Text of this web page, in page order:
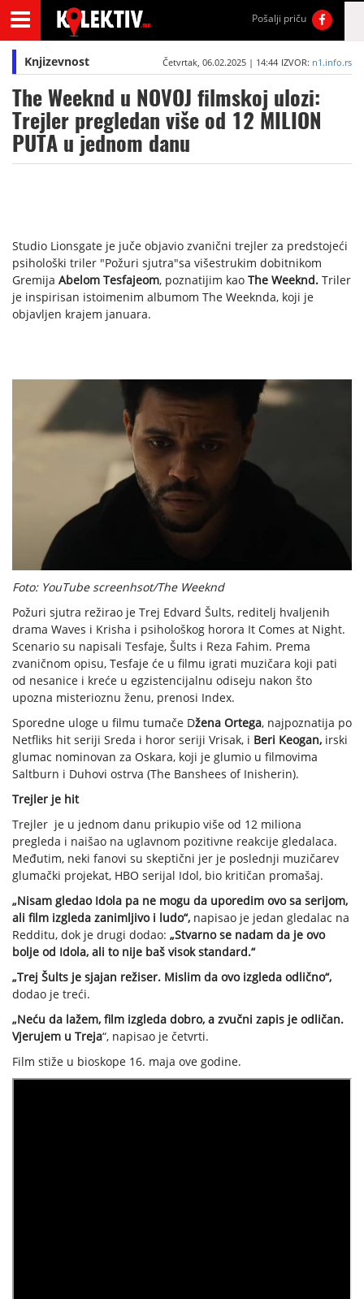
Pošalji priču
Knjizevnost Četvrtak, 06.02.2025 | 14:44 IZVOR: n1.info.rs
The Weeknd u NOVOJ filmskoj ulozi:
Trejler pregledan više od 12 MILION
PUTA u jednom danu
Studio Lionsgate je juče objavio zvanični trejler za predstojeći
psihološki triler "Požuri sjutra"sa višestrukim dobitnikom
Gremija Abelom Tesfajeom, poznatijim kao The Weeknd. Triler
je inspirisan istoimenim albumom The Weeknda, koji je
objavljen krajem januara.
Foto: YouTube screenhsot/The Weeknd
Požuri sjutra režirao je Trej Edvard Šults, reditelj hvaljenih
drama Waves i Krisha i psihološkog horora It Comes at Night.
Scenario su napisali Tesfaje, Šults i Reza Fahim. Prema
zvaničnom opisu, Tesfaje će u filmu igrati muzičara koji pati
od nesanice i kreće u egzistencijalnu odiseju nakon što
upozna misterioznu ženu, prenosi Index.
Sporedne uloge u filmu tumače Džena Ortega, najpoznatija po
Netfliks hit seriji Sreda i horor seriji Vrisak, i Beri Keogan, irski
glumac nominovan za Oskara, koji je glumio u filmovima
Saltburn i Duhovi ostrva (The Banshees of Inisherin).
Trejler je hit
Trejler je u jednom danu prikupio više od 12 miliona
pregleda i naišao na uglavnom pozitivne reakcije gledalaca.
Međutim, neki fanovi su skeptični jer je poslednji muzičarev
glumački projekat, HBO serijal Idol, bio kritičan promašaj.
„Nisam gledao Idola pa ne mogu da uporedim ovo sa serijom,
ali film izgleda zanimljivo i ludo“, napisao je jedan gledalac na
Redditu, dok je drugi dodao: „Stvarno se nadam da je ovo
bolje od Idola, ali to nije baš visok standard.“
„Trej Šults je sjajan režiser. Mislim da ovo izgleda odlično“,
dodao je treći.
„Neću da lažem, film izgleda dobro, a zvučni zapis je odličan.
Vjerujem u Treja“, napisao je četvrti.
Film stiže u bioskope 16. maja ove godine.